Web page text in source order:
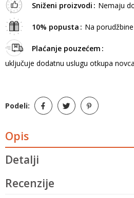
Sniženi proizvodi
Nemaju
10% popusta Na
Plaćanje pouzećem
uključuje dodatnu uslugu otkupa
Podeli:
Opis
Detalji
Recenzije